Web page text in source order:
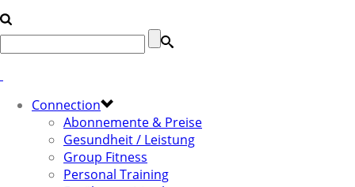
Connection
Abonnemente & Preise
Gesundheit / Leistung
Group Fitness
Personal Training